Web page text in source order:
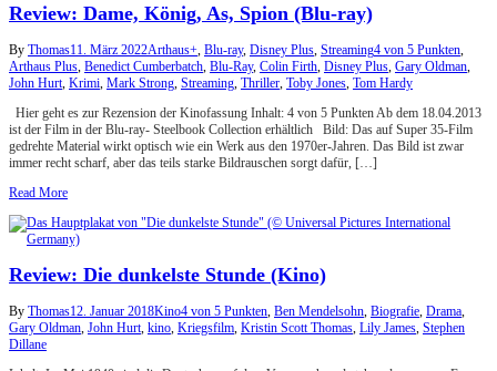
Review: Dame, König, As, Spion (Blu-ray)
By Thomas11. März 2022Arthaus+ Blu-ray, Disney Plus Streaming4 von 5 Punkten
Arthaus Plus Benedict Cumberbatch Blu-Ray, Colin Firth Disney Plus Gary Oldman
John Hurt Krimi Mark Strong Streaming Thriller Toby Jones Tom Hardy
Hier geht es zur Rezension der Kinofassung Inhalt: 4 von 5 Punkten Ab dem 18.04.2013
ist der Film in der Blu-ray- Steelbook Collection erhältlich Bild: Das auf Super 35-Film
gedrehte Material wirkt optisch wie ein Werk aus den 1970er-Jahren. Das Bild ist zwar
immer recht scharf, aber das teils starke Bildrauschen sorgt dafür, […]
Read More
Review: Die dunkelste Stunde (Kino)
By Thomas12. Januar 2018Kino4 von 5 Punkten, Ben Mendelsohn, Biografie, Drama,
Gary Oldman, John Hurt, kino, Kriegsfilm, Kristin Scott Thomas, Lily James, Stephen
Dillane